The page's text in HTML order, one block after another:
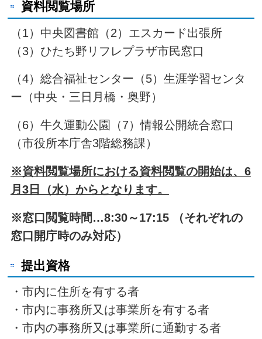
資料閲覧場所
（1）中央図書館（2）エスカード出張所
（3）ひたち野リフレプラザ市民窓口
（4）総合福祉センター（5）生涯学習センタ
ー（中央・三日月橋・奥野）
（6）牛久運動公園（7）情報公開統合窓口
（市役所本庁舎3階総務課）
※資料閲覧場所における資料閲覧の開始は、6
月3日（水）からとなります。
※窓口閲覧時間…8:30～17:15 （それぞれの
窓口開庁時のみ対応）
提出資格
・市内に住所を有する者
・市内に事務所又は事業所を有する者
・市内の事務所又は事業所に通勤する者